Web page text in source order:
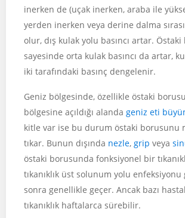
inerken de (uçak inerken, araba ile
yerden inerken veya derine dalma
olur, dış kulak yolu basıncı artar.
sayesinde orta kulak basıncı da artar,
iki tarafındaki basınç dengelenir.
Geniz bölgesinde, özellikle östaki
bölgesine açıldığı alanda geniz eti
kitle var ise bu durum östaki borusunu
tıkar. Bunun dışında nezle, grip veya
östaki borusunda fonksiyonel bir
tıkanıklık üst solunum yolu enfeksiyonu
sonra genellikle geçer. Ancak bazı
tıkanıklık haftalarca sürebilir.